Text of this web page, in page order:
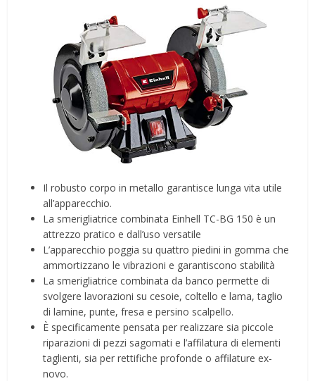
Il robusto corpo in metallo garantisce lunga vita utile
all’apparecchio.
La smerigliatrice combinata Einhell TC-BG 150 è un
attrezzo pratico e dall’uso versatile
L’apparecchio poggia su quattro piedini in gomma che
ammortizzano le vibrazioni e garantiscono stabilità
La smerigliatrice combinata da banco permette di
svolgere lavorazioni su cesoie, coltello e lama, taglio
di lamine, punte, fresa e persino scalpello.
È specificamente pensata per realizzare sia piccole
riparazioni di pezzi sagomati e l’affilatura di elementi
taglienti, sia per rettifiche profonde o affilature ex-
novo.